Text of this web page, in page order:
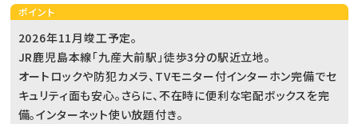
ポイント
2026年11月竣工予定。
JR鹿児島本線「九産大前駅」徒歩3分の駅近立地。
オートロックや防犯カメラ、TVモニター付インターホン完備でセ
キュリティ面も安心。さらに、不在時に便利な宅配ボックスを完
備。インターネット使い放題付き。